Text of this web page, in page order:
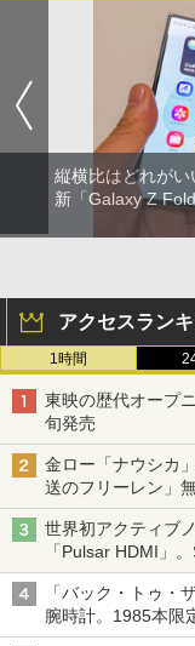
縦横比はどれが
新「Galaxy Z Fold
アクセスラン
1時間
東映の歴代オープ
旬発売
金ロー「ナウシカ
送のフリーレン」
世界初アクティブ
「Pulsar HDMI」
「バック・トゥ・
腕時計。1985本限